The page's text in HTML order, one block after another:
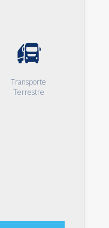
Transporte
Terrestre